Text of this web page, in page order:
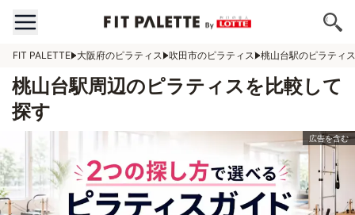
FIT PALETTE 大阪府のピラティス 吹田市のピラティス 桃山台駅のピラティス
桃山台駅周辺のピラティスを比較して
探す